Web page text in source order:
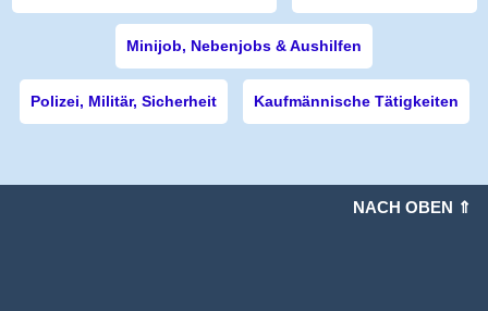
Minijob, Nebenjobs & Aushilfen
Polizei, Militär, Sicherheit Kaufmännische Tätigkeiten
NACH OBEN ⇑